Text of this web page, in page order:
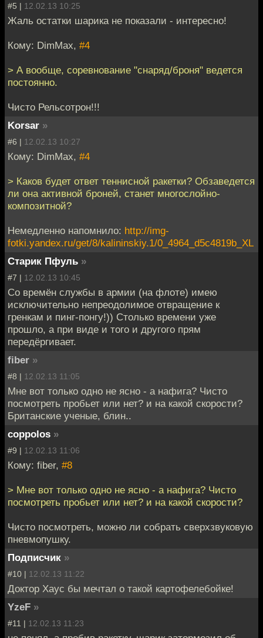
#5 | 12.02.13 10:25
Жаль остатки шарика не показали - интересно!
Кому: DimMax, #4
> А вообще, соревнование "снаряд/броня" ведется
постоянно.
Чисто Рельсотрон!!!
Korsar »
#6 | 12.02.13 10:27
Кому: DimMax, #4
> Каков будет ответ теннисной ракетки? Обзаведется
ли она активной броней, станет многослойно-
композитной?
Немедленно напомнило: http://img-
fotki.yandex.ru/get/8/kalininskiy.1/0_4964_d5c4819b_XL
Старик Пфуль »
#7 | 12.02.13 10:45
Со времён службы в армии (на флоте) имею
исключительно непреодолимое отвращение к
гренкам и пинг-понгу!)) Столько времени уже
прошло, а при виде и того и другого прям
передёргивает.
fiber »
#8 | 12.02.13 11:05
Мне вот только одно не ясно - а нафига? Чисто
посмотреть пробьет или нет? и на какой скорости?
Британские ученые, блин..
coppolos »
#9 | 12.02.13 11:06
Кому: fiber, #8
> Мне вот только одно не ясно - а нафига? Чисто
посмотреть пробьет или нет? и на какой скорости?
Чисто посмотреть, можно ли собрать сверхзвуковую
пневмопушку.
Подписчик »
#10 | 12.02.13 11:22
Доктор Хаус бы мечтал о такой картофелебойке!
YzeF »
#11 | 12.02.13 11:23